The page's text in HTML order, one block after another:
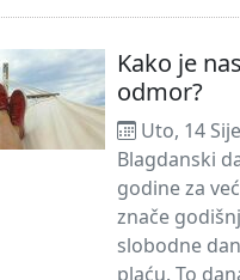
Kako je
odmor?
Uto, 14
Blagdanski
godine za
znače
slobodne
plaću. To